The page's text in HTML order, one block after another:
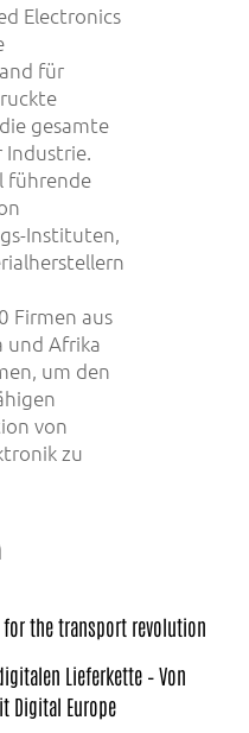
Electronics
für
gesamte
Industrie.
führende
Instituten,
Firmen aus
und Afrika
um den
von
zu
for the transport revolution
Lieferkette – Von
Digital Europe